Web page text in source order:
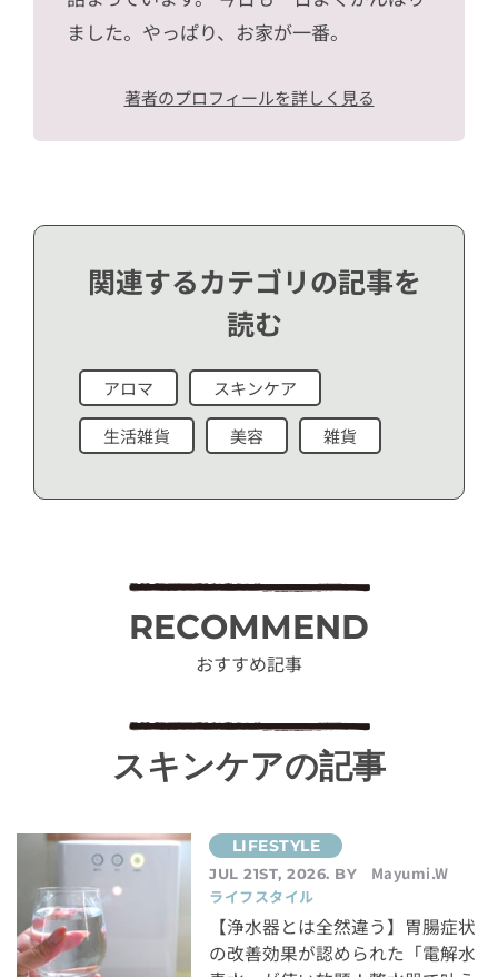
ました。やっぱり、お家が一番。
著者のプロフィールを詳しく見る
関連するカテゴリの記事を
読む
アロマ スキンケア
生活雑貨 美容 雑貨
RECOMMEND
おすすめ記事
スキンケアの記事
JUL 21ST, 2026. BY
Mayumi.W
ライフスタイル
【浄水器とは全然違う】胃腸症状
の改善効果が認められた「電解水